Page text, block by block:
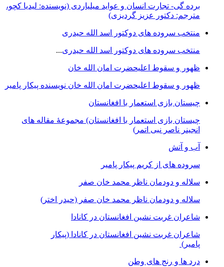
برده گی- تجارت انسان و عواید میلیاردی (نویسنده: لیدیا کچو،
مترجم: دکتور عزیز گردیزی)
منتخب سروده های دوکتور اسد الله حیدری
منتخب سروده های دوکتور اسد الله حیدری...
ظهور و سقوط اعلیحضرت امان الله خان
ظهور و سقوط اعلیحضرت امان الله خان نویسنده پیکار پامیر
چیستان بازی استعمار با افغانستان
چیستان بازی استعمار با افغانستان) مجموعۀ مقاله های
انجینر ناصر نبی اتمر)
آب و آتش
سروده های از کریم پیکار پامیر
سلاله و دودمان ناظر محمد خان صفر
سلاله و دودمان ناظر محمد خان صفر (حیدر اختر)
شاعران غربت نشین افغانستان در کانادا
شاعران غربت نشین افغانستان در کانادا (پیکار
پامیر)
درد ها و رنج های وطن